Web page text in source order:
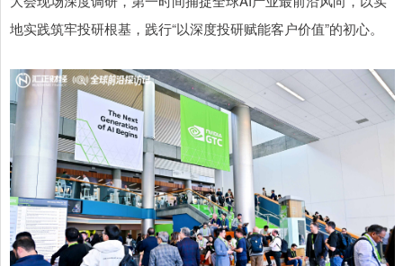
地实践筑牢投研根基，践行“以深度投研赋能客户价值”的初心。